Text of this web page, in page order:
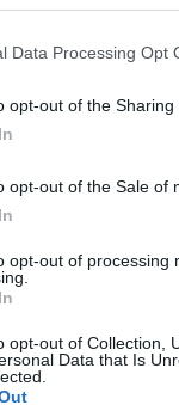
Data Processing Opt
opt-out of the Sharing
opt-out of the Sale of
opt-out of processing
opt-out of Collection,
Data that Is
de például):